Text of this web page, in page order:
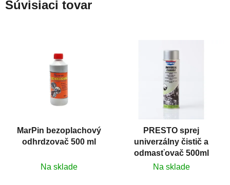
Súvisiaci tovar
MarPin bezoplachový
odhrdzovač 500 ml
Na sklade
PRESTO sprej
univerzálny čistič a
odmasťovač 500ml
Na sklade